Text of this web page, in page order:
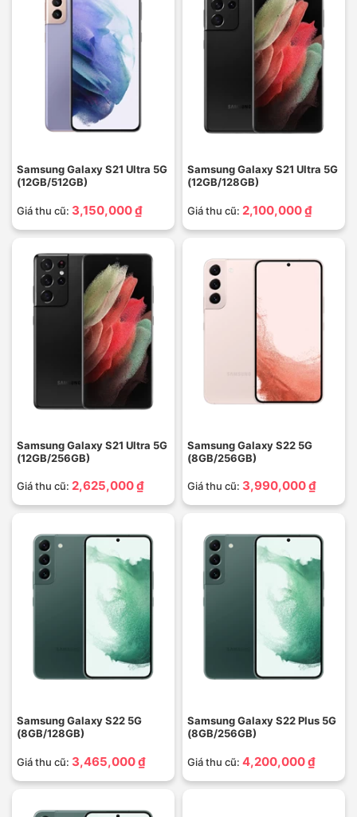
Samsung Galaxy S21 Ultra 5G
(12GB/512GB)
Giá thu cũ: 3,150,000 ₫
Samsung Galaxy S21 Ultra 5G
(12GB/128GB)
Giá thu cũ: 2,100,000 ₫
Samsung Galaxy S21 Ultra 5G
(12GB/256GB)
Giá thu cũ: 2,625,000 ₫
Samsung Galaxy S22 5G
(8GB/256GB)
Giá thu cũ: 3,990,000 ₫
Samsung Galaxy S22 5G
(8GB/128GB)
Giá thu cũ: 3,465,000 ₫
Samsung Galaxy S22 Plus 5G
(8GB/256GB)
Giá thu cũ: 4,200,000 ₫